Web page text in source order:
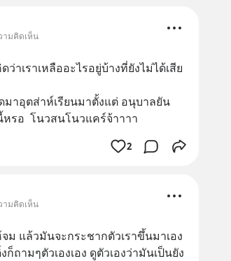
ามคิดเห็น
าเราเหลืออะไรอยู่บ้างที่ยังไม่ได้เสีย
มาอุตส่าห์เรียนมาตั้งแต่ อนุบาลยัน
รอ  โนวสนโนวแคร์จ้าาาา
2
ามคิดเห็น
ม แล้วมันจะกระชากตัวเราขึ้นมาเอง
ถามๆตัวเองเอง ดูตัวเองว่ามันเป็นยัง